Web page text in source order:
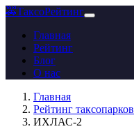
🚕ТаксоРейтинг
Главная
Рейтинг
Блог
О нас
Главная
Рейтинг таксопарков
ИХЛАС-2